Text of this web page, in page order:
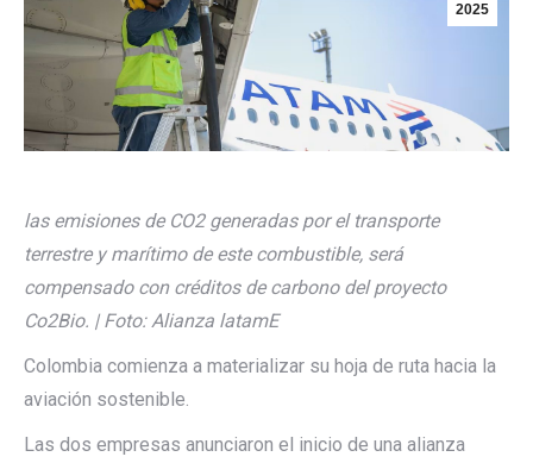
2025
las emisiones de CO2 generadas por el transporte
terrestre y marítimo de este combustible, será
compensado con créditos de carbono del proyecto
Co2Bio. | Foto: Alianza latamE
Colombia comienza a materializar su hoja de ruta hacia la
aviación sostenible.
Las dos empresas anunciaron el inicio de una alianza